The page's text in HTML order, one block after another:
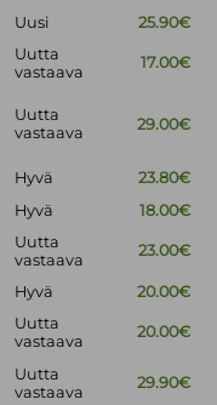
Uusi 25.90€
Uutta
vastaava
17.00€
Uutta
vastaava
29.00€
Hyvä
23.80€
Hyvä 18.00€
Uutta
vastaava
23.00€
Hyvä 20.00€
Uutta
vastaava
20.00€
Uutta
vastaava
29.90€